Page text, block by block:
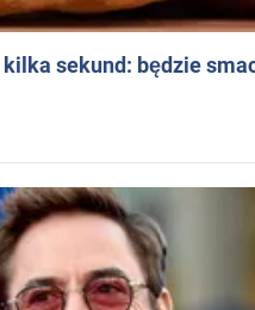
sekund: będzie